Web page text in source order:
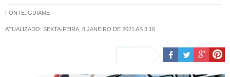
FONTE: GUIAME
ATUALIZADO: SEXTA-FEIRA, 8 JANEIRO DE 2021 AS 3:16